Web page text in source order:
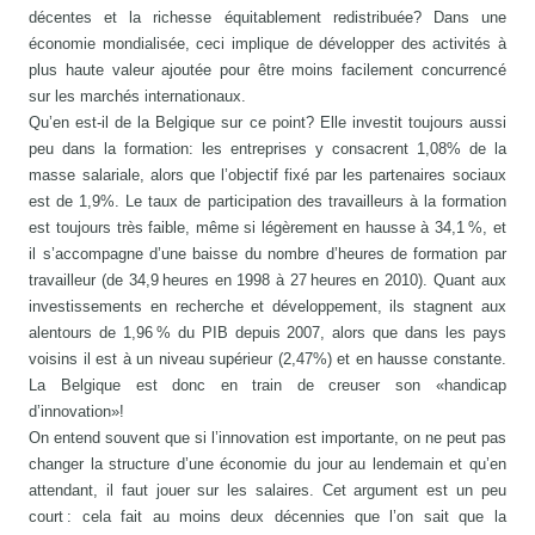
décentes et la richesse équitablement redistribuée? Dans une
économie mondialisée, ceci implique de développer des activités à
plus haute valeur ajoutée pour être moins facilement concurrencé
sur les marchés internationaux.
Qu’en est-il de la Belgique sur ce point? Elle investit toujours aussi
peu dans la formation: les entreprises y consacrent 1,08% de la
masse salariale, alors que l’objectif fixé par les partenaires sociaux
est de 1,9%. Le taux de participation des travailleurs à la formation
est toujours très faible, même si légèrement en hausse à 34,1 %, et
il s’accompagne d’une baisse du nombre d’heures de formation par
travailleur (de 34,9 heures en 1998 à 27 heures en 2010). Quant aux
investissements en recherche et développement, ils stagnent aux
alentours de 1,96 % du PIB depuis 2007, alors que dans les pays
voisins il est à un niveau supérieur (2,47%) et en hausse constante.
La Belgique est donc en train de creuser son «handicap
d’innovation»!
On entend souvent que si l’innovation est importante, on ne peut pas
changer la structure d’une économie du jour au lendemain et qu’en
attendant, il faut jouer sur les salaires. Cet argument est un peu
court : cela fait au moins deux décennies que l’on sait que la